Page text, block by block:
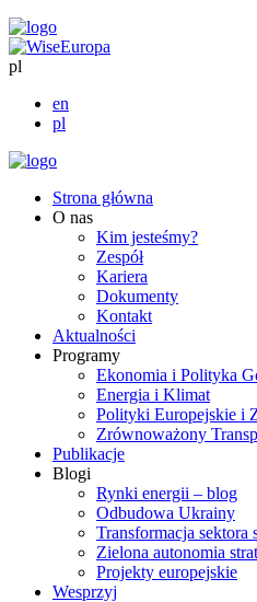
pl
en
pl
Strona główna
O nas
Kim jesteśmy?
Zespół
Kariera
Dokumenty
Kontakt
Aktualności
Programy
Ekonomia i Polityka
Energia i Klimat
Polityki Europejskie i
Zrównoważony
Publikacje
Blogi
Rynki energii – blog
Odbudowa Ukrainy
Transformacja sektora
Zielona autonomia
Projekty europejskie
Wesprzyj